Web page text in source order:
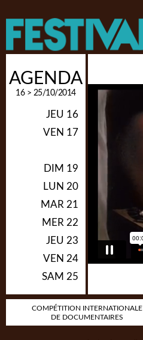
AGENDA
16 > 25/10/2014
JEU 16
VEN 17
DIM 19
LUN 20
MAR 21
MER 22
JEU 23
VEN 24
SAM 25
COMPÉTITION INTERNATIONALE
DE DOCUMENTAIRES